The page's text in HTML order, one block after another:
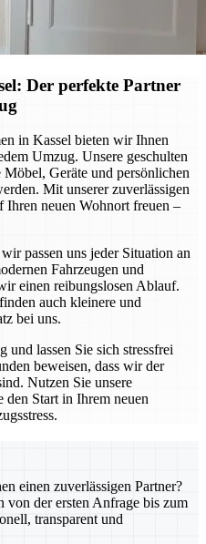
Der perfekte Partner
in Kassel bieten wir Ihnen
Umzug. Unsere geschulten
Geräte und persönlichen
Mit unserer zuverlässigen
Ihren neuen Wohnort freuen –
passen uns jeder Situation an
Fahrzeugen und
einen reibungslosen Ablauf.
auch kleinere und
bei uns.
und lassen Sie sich stressfrei
beweisen, dass wir der
Nutzen Sie unsere
den Start in Ihrem neuen
einen zuverlässigen Partner?
von der ersten Anfrage bis zum
transparent und